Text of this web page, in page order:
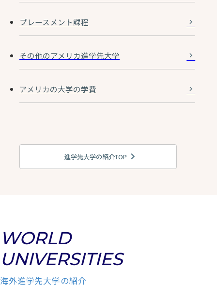
プレースメント課程
その他のアメリカ進学先大学
アメリカの大学の学費
進学先大学の紹介TOP
WORLD
UNIVERSITIES
海外進学先大学の紹介